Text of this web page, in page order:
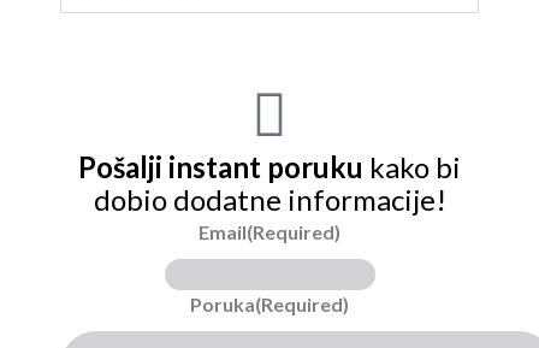
Pošalji instant poruku kako bi
dobio dodatne informacije!
Email(Required)
Poruka(Required)